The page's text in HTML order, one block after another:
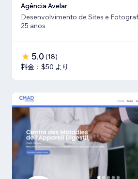
Agência Avelar
Desenvolvimento de Sites e
25 anos
5.0 (18)
料金：$50 より